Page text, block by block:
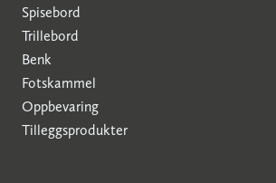
Spisebord
Trillebord
Benk
Fotskammel
Oppbevaring
Tilleggsprodukter